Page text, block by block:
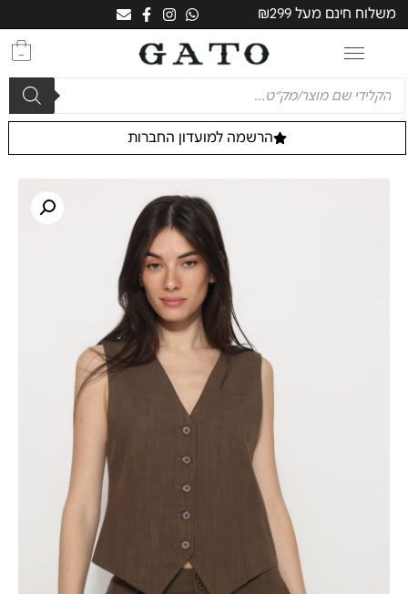
משלוח חינם מעל ₪299
0
הרשמה למועדון החברות